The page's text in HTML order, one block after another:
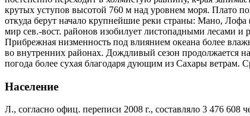
крутых уступов высотой 760 м над уровнем моря. Плато
откуда берут начало крупнейшие реки страны: Мано,
мир сев.-вост. районов изобилует листопадными лесами и
Прибрежная низменность под влиянием океана более
во внутренних районах. Дождливый сезон продолжается
погода более сухая благодаря дующим из Сахары ветрам.
Население
Л., согласно офиц. переписи 2008 г., составляло 3 476 608